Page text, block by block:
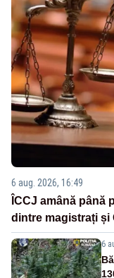
6 aug. 2026, 16:49
ÎCCJ amână până
dintre magistrați și
6